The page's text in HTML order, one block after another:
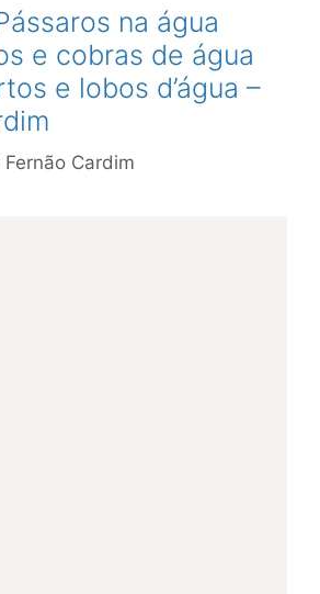
na água
e cobras de água
e lobos d’água –
Fernão Cardim